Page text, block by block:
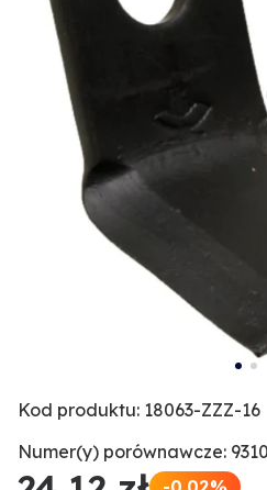
Kod produktu: 18063-ZZZ-16
Numer(y) porównawcze: